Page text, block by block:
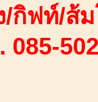
/กิฟท์/ส้
085-